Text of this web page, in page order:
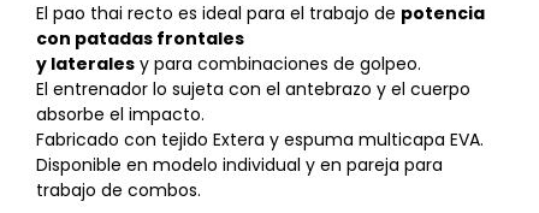
El pao thai recto es ideal para el trabajo de potencia
con patadas frontales
y laterales y para combinaciones de golpeo.
El entrenador lo sujeta con el antebrazo y el cuerpo
absorbe el impacto.
Fabricado con tejido Extera y espuma multicapa EVA.
Disponible en modelo individual y en pareja para
trabajo de combos.